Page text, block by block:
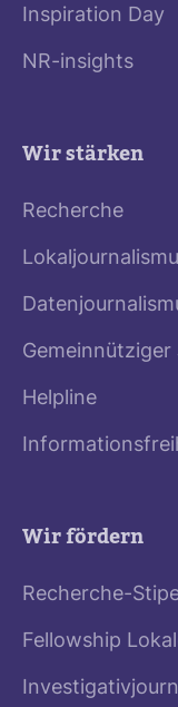
Inspiration Day
NR-insights
Wir stärken
Recherche
Gemeinnütziger
Helpline
Wir fördern
Recherche-
Fellowship